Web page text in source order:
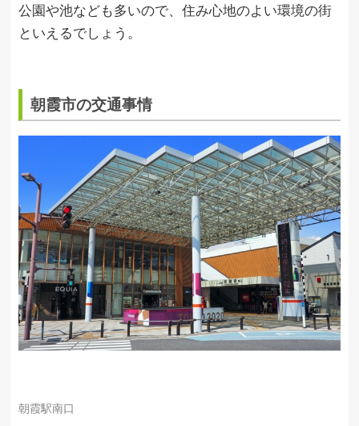
公園や池なども多いので、住み心地のよい環境の街
といえるでしょう。
朝霞市の交通事情
朝霞駅南口